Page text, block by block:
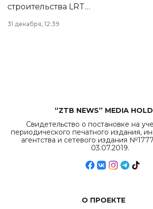
строительства LRT
в Астане из
республиканского
31 декабря, 12:39
“ZTB NEWS” MEDIA
Свидетельство о постановке на
периодического печатного издания,
агентства и сетевого издания
03.07.2019.
О ПРОЕКТЕ